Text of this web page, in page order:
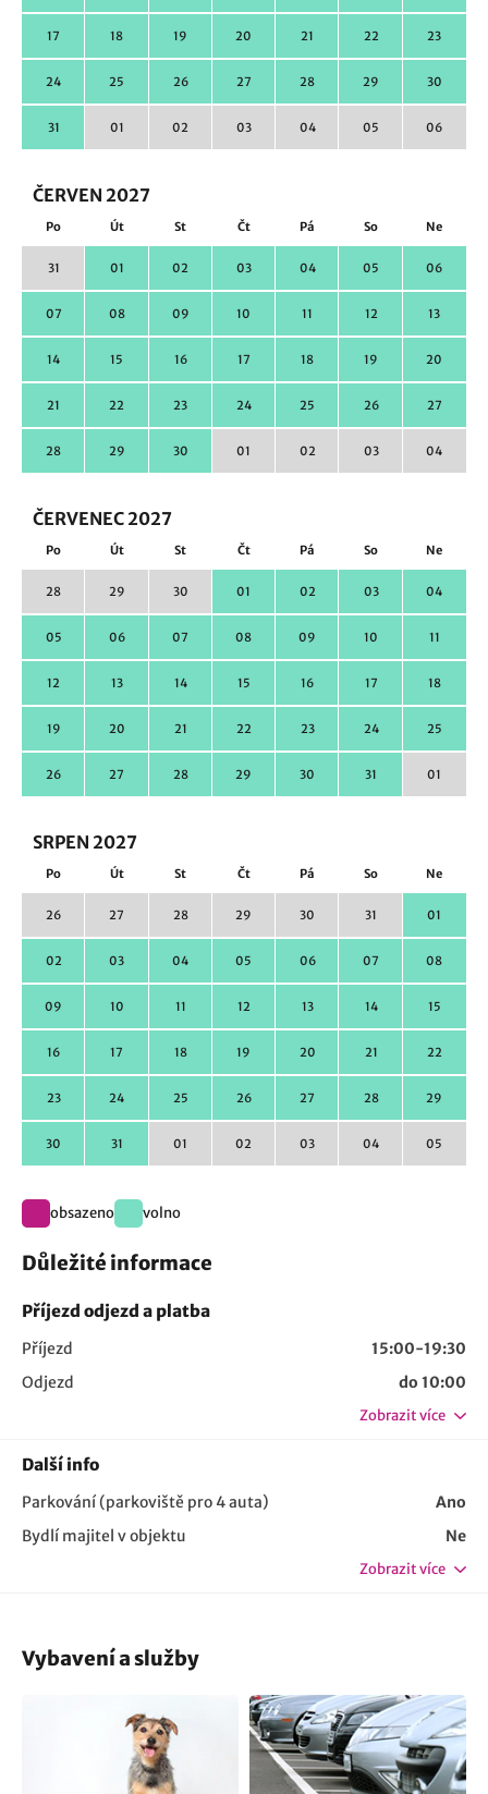
17 18 19 20 21 22 23
24 25 26 27 28 29 30
31 01 02 03 04 05 06
ČERVEN 2027
Po Út St Čt Pá So Ne
31 01 02 03 04 05 06
07 08 09 10 11 12 13
14 15 16 17 18 19 20
21 22 23 24 25 26 27
28 29 30 01 02 03 04
ČERVENEC 2027
Po Út St Čt Pá So Ne
28 29 30 01 02 03 04
05 06 07 08 09 10 11
12 13 14 15 16 17 18
19 20 21 22 23 24 25
26 27 28 29 30 31 01
SRPEN 2027
Po Út St Čt Pá So Ne
26 27 28 29 30 31 01
02 03 04 05 06 07 08
09 10 11 12 13 14 15
16 17 18 19 20 21 22
23 24 25 26 27 28 29
30 31 01 02 03 04 05
obsazeno volno
Důležité informace
Příjezd odjezd a platba
Příjezd
15:00-19:30
Odjezd
do 10:00
Zobrazit více
Další info
Parkování (parkoviště pro 4 auta)
Ano
Bydlí majitel v objektu
Ne
Zobrazit více
Vybavení a služby